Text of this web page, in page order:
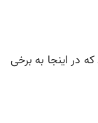
که در اینجا به برخی